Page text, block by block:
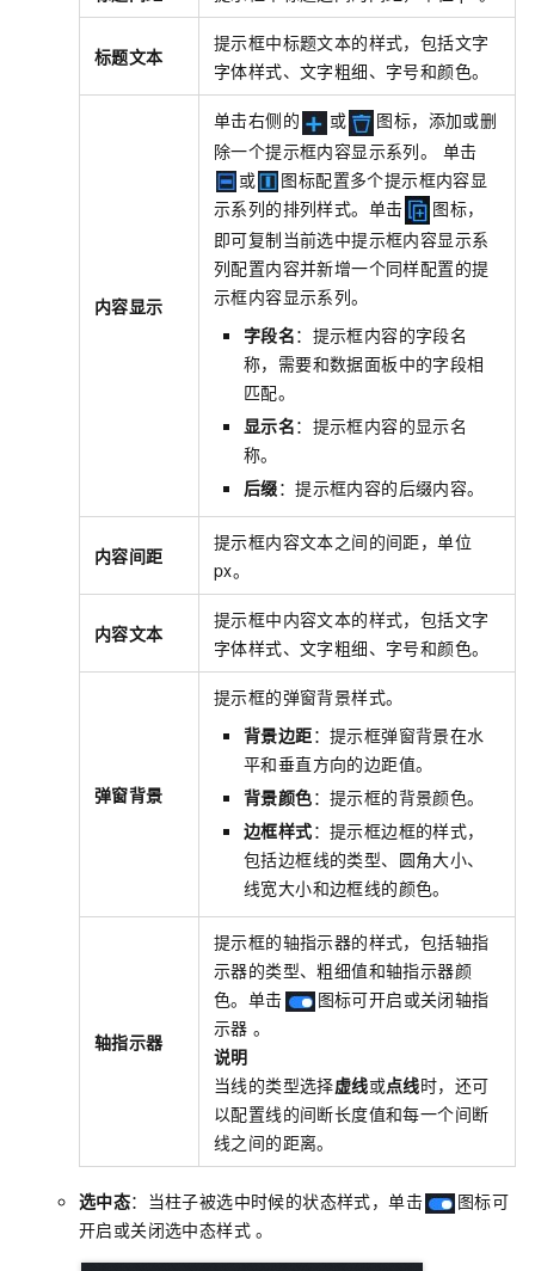
标题文本
提示框中标题文本的样式，包括文字
字体样式、文字粗细、字号和颜色。
内容显示
单击右侧的 或
图标，添加或删
除一个提示框内容显示系列。 单击
或
图标配置多个提示框内容显
示系列的排列样式。单击
图标，
即可复制当前选中提示框内容显示系
列配置内容并新增一个同样配置的提
示框内容显示系列。
字段名：提示框内容的字段名
称，需要和数据面板中的字段相
匹配。
显示名：提示框内容的显示名
称。
后缀：提示框内容的后缀内容。
内容间距
提示框内容文本之间的间距，单位
px。
内容文本
提示框中内容文本的样式，包括文字
字体样式、文字粗细、字号和颜色。
弹窗背景
提示框的弹窗背景样式。
背景边距：提示框弹窗背景在水
平和垂直方向的边距值。
背景颜色：提示框的背景颜色。
边框样式：提示框边框的样式，
包括边框线的类型、圆角大小、
线宽大小和边框线的颜色。
轴指示器
提示框的轴指示器的样式，包括轴指
示器的类型、粗细值和轴指示器颜
色。单击
图标可开启或关闭轴指
示器 。
说明
当线的类型选择虚线或点线时，还可
以配置线的间断长度值和每一个间断
线之间的距离。
选中态：当柱子被选中时候的状态样式，单击
图标可
开启或关闭选中态样式 。